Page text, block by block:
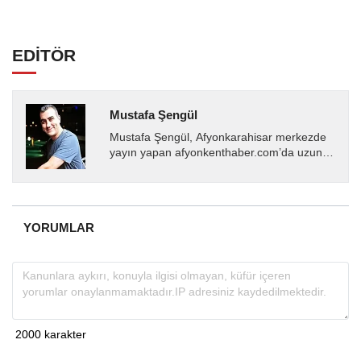
EDİTÖR
Mustafa Şengül
Mustafa Şengül, Afyonkarahisar merkezde
yayın yapan afyonkenthaber.com’da uzun
almakta, haber akışı...
YORUMLAR